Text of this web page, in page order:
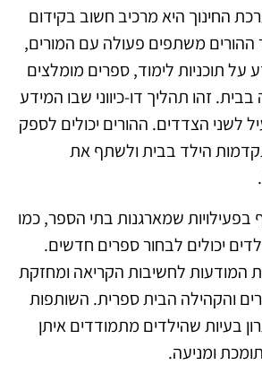
החינוך היא מרכיב חשוב בקידום
משתפים פעולה עם המורים,
על תוכניות לימוד, ספרים מומלצים
זהו תהליך דו-כיווני שבו המידע
לשני הצדדים. ההורים יכולים לספק
הילד בבית ולשתף את
בפעילויות שמארגנות בתי הספר, כמו
יכולים לבחור ספרים חדשים.
המודעות לחשיבות הקריאה ומחזקת
והקהילה הבית ספרית. השותפות
בעיות שהילדים מתמודדים איתן
ומניעה.